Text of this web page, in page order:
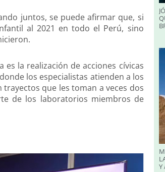
juntos, se puede afirmar que, si
al 2021 en todo el Perú, sino
la realización de acciones cívicas
los especialistas atienden a los
que les toman a veces dos
de los laboratorios miembros de
Y